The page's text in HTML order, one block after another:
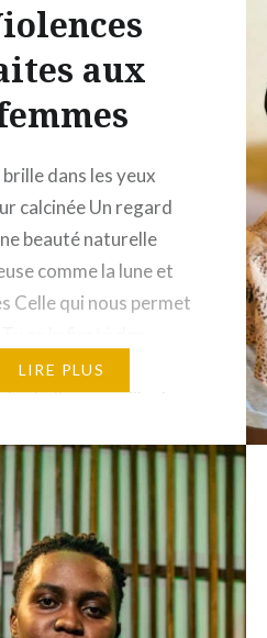
aux
brille dans les yeux
calcinée Un regard
beauté naturelle
comme la lune et
Celle qui nous permet
celle qui illumine les
belle merveille du
Celle qui…
LIRE PLUS